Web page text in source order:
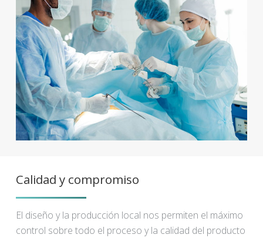
Calidad y compromiso
El diseño y la producción local nos permiten el máximo
control sobre todo el proceso y la calidad del producto